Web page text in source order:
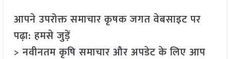
आपने उपरोक्त समाचार कृषक जगत वेबसाइट पर
पढ़ा: हमसे जुड़ें
> नवीनतम कृषि समाचार और अपडेट के लिए आप